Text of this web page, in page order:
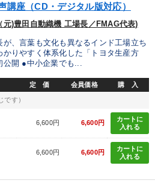
講座（CD・デジタル版対応）
元)豊田自動織機 工場長／FMAG代表)
、言葉も文化も異なるインド工場立ち
りやすく体系化した「トヨタ生産方
公開 ●中小企業でも...
定 価 会員価格 購 入
です）
6,600円 6,600円
カートに
入れる
6,600円 6,600円
カートに
入れる